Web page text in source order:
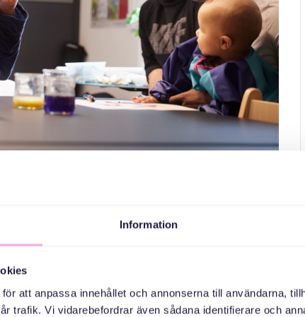
Information
att anpassa innehållet och annonserna till användarna,
trafik. Vi vidarebefordrar även sådana identifierare och
barn upp till 5 år.
står i centrum. Music bingo skapar glädje och
bland de andra deltagarna och passa på att träna
emot att ses! Välkomna!